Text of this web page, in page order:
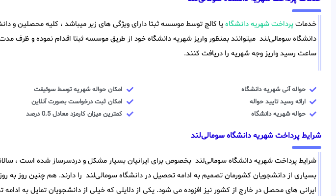
خدماتپرداخت شهریه دانشگاهیا کالج توسط موسسه ثبتا دارای ویژگی های زیر میباشد ، کلیه محصلین و
دانشگاه سومالی‌لند میتوانند بمنظور واریز شهریه دانشگاه خود از طریق موسسه ثبتا اقدام نموده و ظرف
ساعت رسید واریز وجه شهریه را دریافت کنند.
حواله آنی شهریه دانشگاه
ارائه رسید تایید حواله
حواله شهریه دانشگاه
امکان حواله شهریه توسط سوئیفت
امکان ثبت درخواست بصورت آنلاین
کمترین میزان کارمزد معادل 0.5 درصد
شرایط پرداخت شهریه دانشگاه سومالی‌لند
شرایط پرداخت شهریه دانشگاه سومالی‌لند بخصوص برای ایرانیان بسیار مشکل و دردسرساز شده است ،
بسیاری از دانشجویان کشورمان تصمیم به ادامه تحصیل در دانشگاه سومالی‌لند را دارند. هم چنین روز به
ایرانی های محصل در خارج از کشور نیز افزوده می شود. یکی از دلایلی که خیلی از دانشجویان تمایل به